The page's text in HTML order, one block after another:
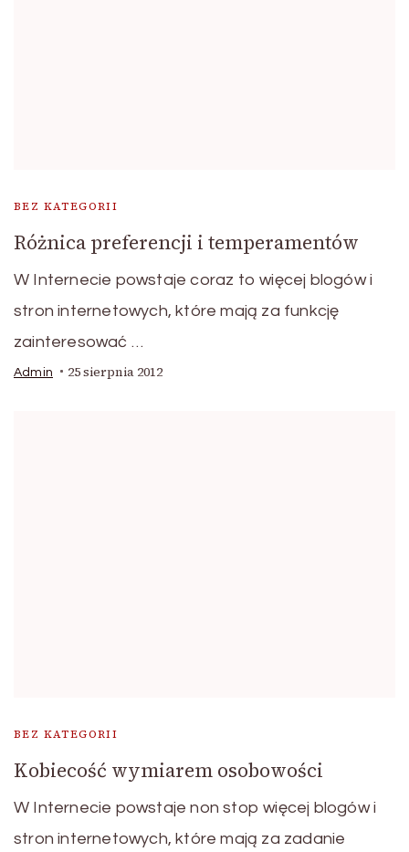
BEZ KATEGORII
Różnica preferencji i temperamentów
W Internecie powstaje coraz to więcej blogów i
stron internetowych, które mają za funkcję
zainteresować …
Admin 25 sierpnia 2012
BEZ KATEGORII
Kobiecość wymiarem osobowości
W Internecie powstaje non stop więcej blogów i
stron internetowych, które mają za zadanie